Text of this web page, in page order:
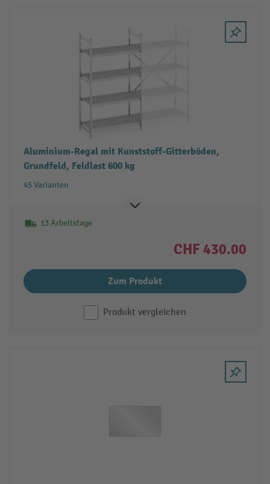
Aluminium-Regal mit Kunststoff-Gitterböden,
Grundfeld, Feldlast 600 kg
45 Varianten
13 Arbeitstage
CHF 430.00
Zum Produkt
Produkt vergleichen